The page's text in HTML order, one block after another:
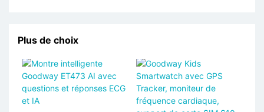
Plus de choix